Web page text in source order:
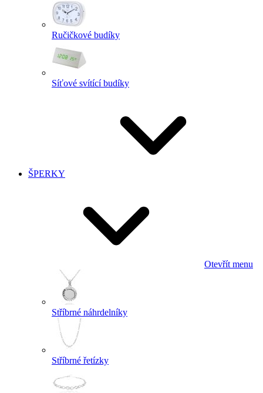
Ručičkové budíky
Síťové svítící budíky
ŠPERKY
Otevřít menu
Stříbrné náhrdelníky
Stříbrné řetízky